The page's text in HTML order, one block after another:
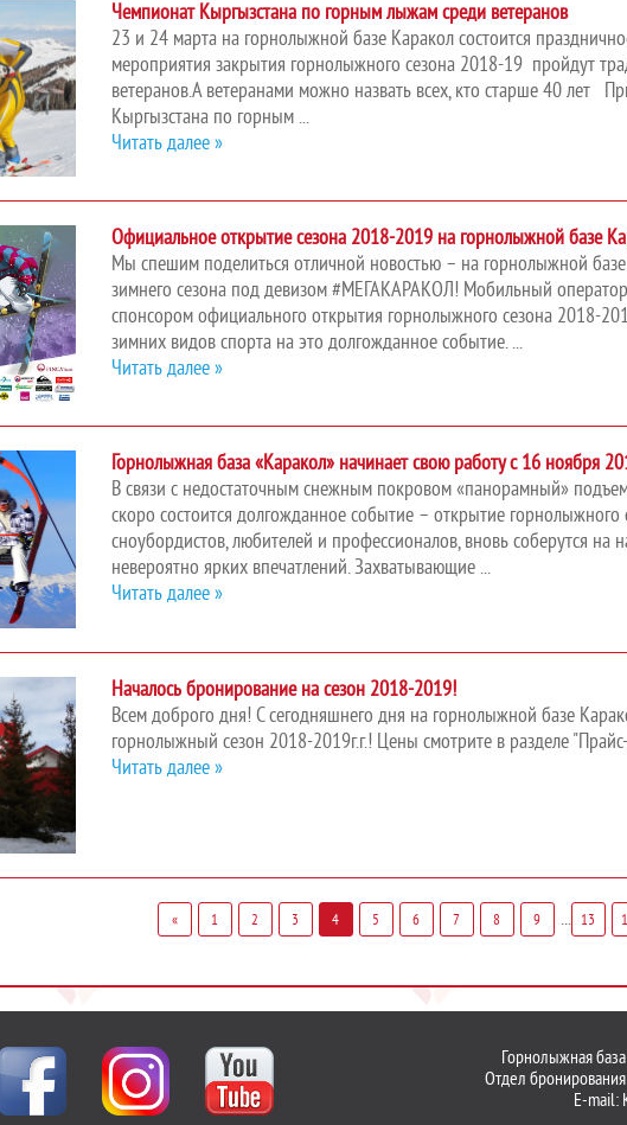
Чемпионат Кыргызстана по горным лыжам среди ветеранов
23 и 24 марта на горнолыжной базе Каракол состоится
мероприятия закрытия горнолыжного сезона 2018-19 пройдут
ветеранов.А ветеранами можно назвать всех, кто старше 40
Кыргызстана по горным ...
Читать далее »
Официальное открытие сезона 2018-2019 на горнолыжной базе
Мы спешим поделиться отличной новостью – на горнолыжной
зимнего сезона под девизом #МЕГАКАРАКОЛ! Мобильный
спонсором официального открытия горнолыжного сезона 2018-
зимних видов спорта на это долгожданное событие. ...
Читать далее »
Горнолыжная база «Каракол» начинает свою работу с 16 ноября
В связи с недостаточным снежным покровом «панорамный»
скоро состоится долгожданное событие – открытие
сноубордистов, любителей и профессионалов, вновь соберутся на
невероятно ярких впечатлений. Захватывающие ...
Читать далее »
Началось бронирование на сезон 2018-2019!
Всем доброго дня! С сегодняшнего дня на горнолыжной базе
горнолыжный сезон 2018-2019г.г.! Цены смотрите в разделе
Читать далее »
« 1 2 3 4 5 6 7 8 9 ... 13
Горнолыжная
Отдел
E-mail: